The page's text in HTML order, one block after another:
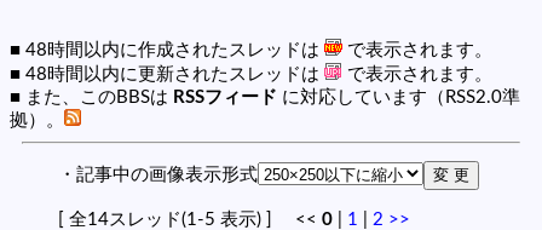
■ 48時間以内に作成されたスレッドは
で表示されます。
■ 48時間以内に更新されたスレッドは
で表示されます。
■ また、このBBSは RSSフィード に対応しています（RSS2.0準
拠）。
・記事中の画像表示形式
[ 全14スレッド(1-5 表示) ] << 0 1 2 >>